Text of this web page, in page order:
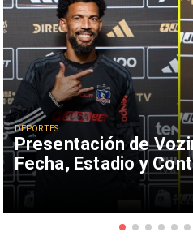
Presentación de
Fecha, Estadio y
DEPORTES